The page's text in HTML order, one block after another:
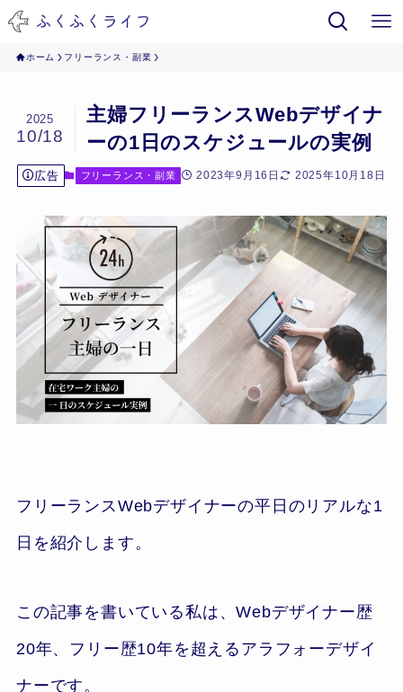
ホーム フリーランス・副業
主婦フリーランスWebデザイナ
ーの1日のスケジュールの実例
2025
10/18
広告 フリーランス・副業 2023年9月16日 2025年10月18日
フリーランスWebデザイナーの平日のリアルな1
日を紹介します。
この記事を書いている私は、Webデザイナー歴
20年、フリー歴10年を超えるアラフォーデザイ
ナーです。